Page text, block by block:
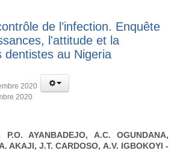
de l’infection. Enquête
l'attitude et la
dentistes au Nigeria
2020
2020
P.O. AYANBADEJO, A.C. OGUNDANA,
AKAJI, J.T. CARDOSO, A.V. IGBOKOYI -